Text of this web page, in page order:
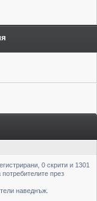
0 скрити и 1301
през
наведнъж.